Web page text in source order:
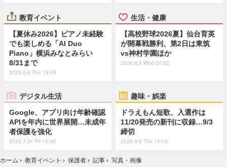
教育イベント
【夏休み2026】ピアノ未経験
でも楽しめる「AI Duo
Piano」横浜みなとみらい
8/31まで
2026.8.6 Thu 19:45
生活・健康
【高校野球2026夏】仙台育英
が開幕戦勝利、第2日は東筑
vs神村学園ほか
2026.8.5 Wed 20:32
デジタル生活
Google、アプリ向け年齢確認
APIを年内に世界展開…未成年
者保護を強化
2026.7.31 Fri 13:45
趣味・娯楽
ドラえもん短歌、入選作は
11/20発売の新刊に収録…9/3
締切
2026.8.6 Thu 15:15
ホーム › 教育イベント › 保護者 › 記事 › 写真・画像